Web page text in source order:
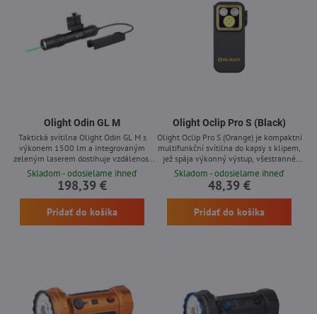
Olight Odin GL M
Taktická svítilna Olight Odin GL M s
výkonem 1500 lm a integrovaným
zeleným laserem dostihuje vzdálenost
až 215 metrů a disponuje třemi režimy
osvětlení. Výbavou je vysokokapacitní
akumulátor 21700 s energií 5000 mAh.
Přístrojová výbava obsahuje
magnetickou nabíječku MCC3, robustní
Skladom - odosielame ihneď
198,39 €
Pridať do košíka
Olight Oclip Pro S (Black)
Olight Oclip Pro S (Orange) je kompaktní
multifunkční svítilna do kapsy s klipem,
jež spája výkonný výstup, všestranné
možnosti připevnění a různé světelné
režimy v podobě bílého, červeného a
pomocného osvětlení. S maximálním
výkonem 600 lumenů, magnetickým
systémem uchycení a nabíjením přes
Skladom - odosielame ihneď
48,39 €
Pridať do košíka